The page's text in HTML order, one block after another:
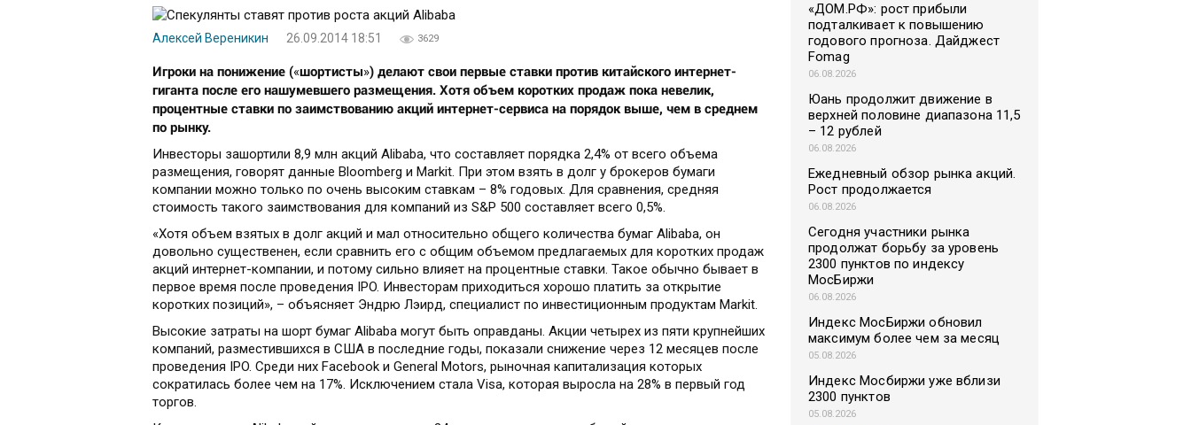
Алексей Вереникин 26.09.2014 18:51 3629
Игроки на понижение («шортисты») делают свои первые ставки против китайского интернет-
гиганта после его нашумевшего размещения. Хотя объем коротких продаж пока невелик,
процентные ставки по заимствованию акций интернет-сервиса на порядок выше, чем в среднем
по рынку.
Инвесторы зашортили 8,9 млн акций Alibaba, что составляет порядка 2,4% от всего объема
размещения, говорят данные Bloomberg и Markit. При этом взять в долг у брокеров бумаги
компании можно только по очень высоким ставкам – 8% годовых. Для сравнения, средняя
стоимость такого заимствования для компаний из S&P 500 составляет всего 0,5%.
«Хотя объем взятых в долг акций и мал относительно общего количества бумаг Alibaba, он
довольно существенен, если сравнить его с общим объемом предлагаемых для коротких продаж
акций интернет-компании, и потому сильно влияет на процентные ставки. Такое обычно бывает в
первое время после проведения IPO. Инвесторам приходиться хорошо платить за открытие
коротких позиций», – объясняет Эндрю Лэирд, специалист по инвестиционным продуктам Markit.
Высокие затраты на шорт бумаг Alibaba могут быть оправданы. Акции четырех из пяти крупнейших
компаний, разместившихся в США в последние годы, показали снижение через 12 месяцев после
проведения IPO. Среди них Facebook и General Motors, рыночная капитализация которых
сократилась более чем на 17%. Исключением стала Visa, которая выросла на 28% в первый год
торгов.
«ДОМ.РФ»: рост прибыли
подталкивает к повышению
годового прогноза. Дайджест
Fomag
06.08.2026
Юань продолжит движение в
верхней половине диапазона 11,5
– 12 рублей
06.08.2026
Ежедневный обзор рынка акций.
Рост продолжается
06.08.2026
Сегодня участники рынка
продолжат борьбу за уровень
2300 пунктов по индексу
МосБиржи
06.08.2026
Индекс МосБиржи обновил
максимум более чем за месяц
05.08.2026
Индекс Мосбиржи уже вблизи
2300 пунктов
05.08.2026